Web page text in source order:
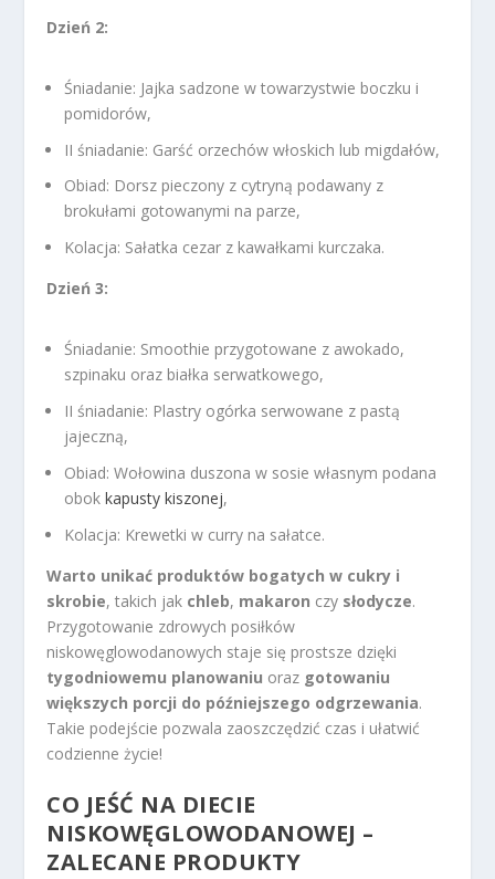
Dzień 2:
Śniadanie: Jajka sadzone w towarzystwie boczku i
pomidorów,
II śniadanie: Garść orzechów włoskich lub migdałów,
Obiad: Dorsz pieczony z cytryną podawany z
brokułami gotowanymi na parze,
Kolacja: Sałatka cezar z kawałkami kurczaka.
Dzień 3:
Śniadanie: Smoothie przygotowane z awokado,
szpinaku oraz białka serwatkowego,
II śniadanie: Plastry ogórka serwowane z pastą
jajeczną,
Obiad: Wołowina duszona w sosie własnym podana
obokkapusty kiszonej,
Kolacja: Krewetki w curry na sałatce.
Warto unikać produktów bogatych w cukry i
skrobie, takich jak chleb, makaron czy słodycze.
Przygotowanie zdrowych posiłków
niskowęglowodanowych staje się prostsze dzięki
tygodniowemu planowaniu oraz gotowaniu
większych porcji do późniejszego odgrzewania.
Takie podejście pozwala zaoszczędzić czas i ułatwić
codzienne życie!
CO JEŚĆ NA DIECIE
NISKOWĘGLOWODANOWEJ –
ZALECANE PRODUKTY